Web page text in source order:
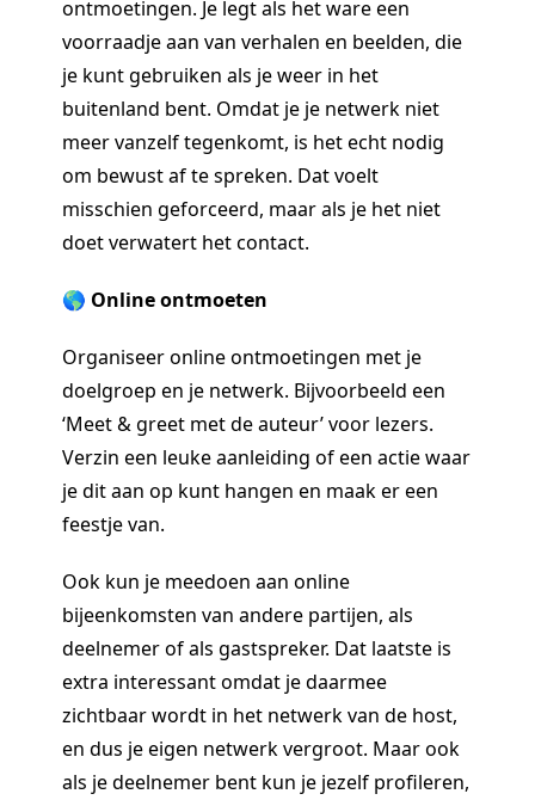
ontmoetingen. Je legt als het ware een
voorraadje aan van verhalen en beelden, die
je kunt gebruiken als je weer in het
buitenland bent. Omdat je je netwerk niet
meer vanzelf tegenkomt, is het echt nodig
om bewust af te spreken. Dat voelt
misschien geforceerd, maar als je het niet
doet verwatert het contact.
🌎 Online ontmoeten
Organiseer online ontmoetingen met je
doelgroep en je netwerk. Bijvoorbeeld een
‘Meet & greet met de auteur’ voor lezers.
Verzin een leuke aanleiding of een actie waar
je dit aan op kunt hangen en maak er een
feestje van.
Ook kun je meedoen aan online
bijeenkomsten van andere partijen, als
deelnemer of als gastspreker. Dat laatste is
extra interessant omdat je daarmee
zichtbaar wordt in het netwerk van de host,
en dus je eigen netwerk vergroot. Maar ook
als je deelnemer bent kun je jezelf profileren,